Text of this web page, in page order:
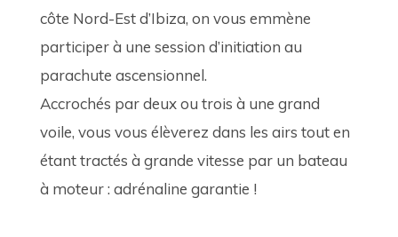
côte Nord-Est d’Ibiza, on vous emmène
participer à une session d’initiation au
parachute ascensionnel.
Accrochés par deux ou trois à une grand
voile, vous vous élèverez dans les airs tout en
étant tractés à grande vitesse par un bateau
à moteur : adrénaline garantie !